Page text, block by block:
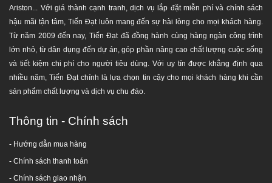
Ariston... Với giá thành cạnh tranh, dịch vụ lắp đặt miễn phí và chính sách
hậu mãi tận tâm, Tiến Đạt luôn mang đến sự hài lòng cho mọi khách hàng.
Từ năm 2009 đến nay, Tiến Đạt đã đồng hành cùng hàng ngàn công trình
lớn nhỏ, từ dân dụng đến dự án, góp phần nâng cao chất lượng cuộc sống
và tiết kiệm chi phí cho người tiêu dùng. Với uy tín được khẳng định qua
nhiều năm, Tiến Đạt chính là lựa chọn tin cậy cho mọi khách hàng khi cần
sản phẩm chất lượng và dịch vụ chu đáo.
Thông tin - Chính sách
- Hướng dẫn mua hàng
- Chính sách thanh toán
- Chính sách giao nhận